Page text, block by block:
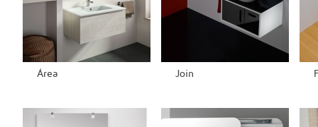
Área Join